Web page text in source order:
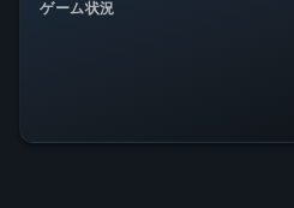
ゲーム状況